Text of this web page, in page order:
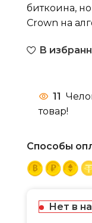
биткоина,
Crown на
В
11
товар!
Способы
Нет в